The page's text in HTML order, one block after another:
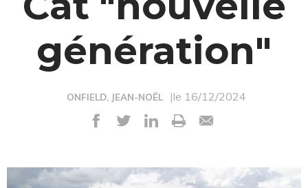
génération"
ONFIELD, JEAN-NOËL |le 16/12/2024